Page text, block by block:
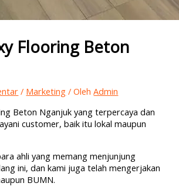
Flooring Beton
/ Marketing / OlehAdmin
Beton Nganjuk yang terpercaya dan
customer, baik itu lokal maupun
ahli yang memang menjunjung
ini, dan kami juga telah mengerjakan
BUMN.